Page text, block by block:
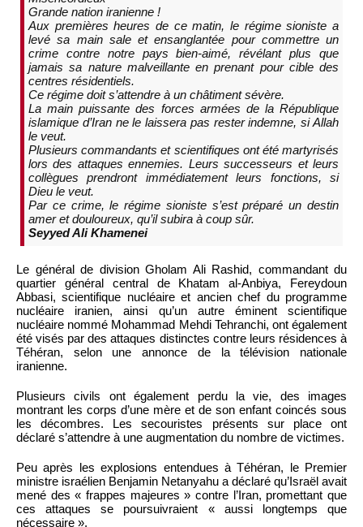
Grande nation iranienne !
Aux premières heures de ce matin, le régime sioniste a
levé sa main sale et ensanglantée pour commettre un
crime contre notre pays bien-aimé, révélant plus que
jamais sa nature malveillante en prenant pour cible des
centres résidentiels.
Ce régime doit s’attendre à un châtiment sévère.
La main puissante des forces armées de la République
islamique d’Iran ne le laissera pas rester indemne, si Allah
le veut.
Plusieurs commandants et scientifiques ont été martyrisés
lors des attaques ennemies. Leurs successeurs et leurs
collègues prendront immédiatement leurs fonctions, si
Dieu le veut.
Par ce crime, le régime sioniste s’est préparé un destin
amer et douloureux, qu’il subira à coup sûr.
Seyyed Ali Khamenei
Le général de division Gholam Ali Rashid, commandant du
quartier général central de Khatam al-Anbiya, Fereydoun
Abbasi, scientifique nucléaire et ancien chef du programme
nucléaire iranien, ainsi qu’un autre éminent scientifique
nucléaire nommé Mohammad Mehdi Tehranchi, ont également
été visés par des attaques distinctes contre leurs résidences à
Téhéran, selon une annonce de la télévision nationale
iranienne.
Plusieurs civils ont également perdu la vie, des images
montrant les corps d’une mère et de son enfant coincés sous
les décombres. Les secouristes présents sur place ont
déclaré s’attendre à une augmentation du nombre de victimes.
Peu après les explosions entendues à Téhéran, le Premier
ministre israélien Benjamin Netanyahu a déclaré qu’Israël avait
mené des « frappes majeures » contre l’Iran, promettant que
ces attaques se poursuivraient « aussi longtemps que
nécessaire ».